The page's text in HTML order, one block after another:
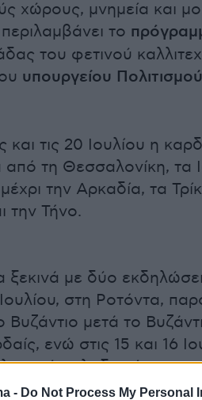
- Do Not Process My Personal
χώρους, μνημεία και
το
του φετινού
υπουργείου Πολιτισμού
και τις 20 Ιουλίου η
τη Θεσσαλονίκη, τα
την Αρκαδία, τα
την Τήνο.
ξεκινά με δύο
Ιουλίου, στη Ροτόντα,
μετά το
ενώ στις 15 και 16
φιλοξενείται η
κόσμος χωράει στο